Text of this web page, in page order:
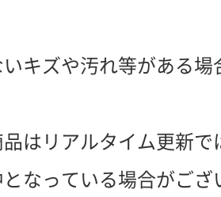
キズや汚れ等がある場
品はリアルタイム更新
となっている場合がご